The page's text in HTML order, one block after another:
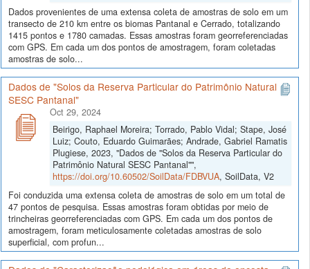
Dados provenientes de uma extensa coleta de amostras de solo em um
transecto de 210 km entre os biomas Pantanal e Cerrado, totalizando
1415 pontos e 1780 camadas. Essas amostras foram georreferenciadas
com GPS. Em cada um dos pontos de amostragem, foram coletadas
amostras de solo...
Dados de "Solos da Reserva Particular do Patrimônio Natural
SESC Pantanal"
Oct 29, 2024
Beirigo, Raphael Moreira; Torrado, Pablo Vidal; Stape, José
Luiz; Couto, Eduardo Guimarães; Andrade, Gabriel Ramatis
Plugiese, 2023, "Dados de "Solos da Reserva Particular do
Patrimônio Natural SESC Pantanal"",
https://doi.org/10.60502/SoilData/FDBVUA, SoilData, V2
Foi conduzida uma extensa coleta de amostras de solo em um total de
47 pontos de pesquisa. Essas amostras foram obtidas por meio de
trincheiras georreferenciadas com GPS. Em cada um dos pontos de
amostragem, foram meticulosamente coletadas amostras de solo
superficial, com profun...